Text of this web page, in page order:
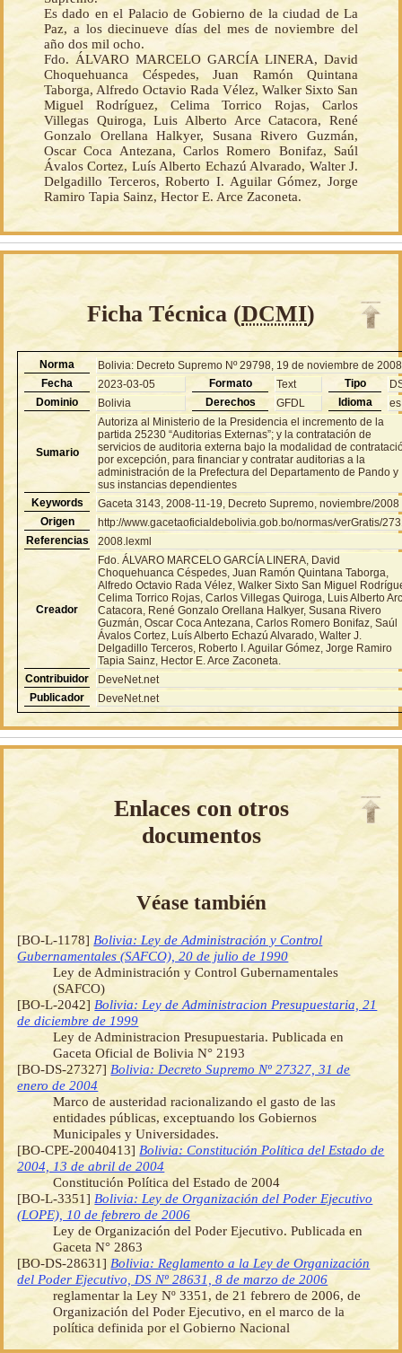
Es dado en el Palacio de Gobierno de la ciudad de La
Paz, a los diecinueve días del mes de noviembre del
año dos mil ocho.
Fdo. ÁLVARO MARCELO GARCÍA LINERA, David
Choquehuanca Céspedes, Juan Ramón Quintana
Taborga, Alfredo Octavio Rada Vélez, Walker Sixto San
Miguel Rodríguez, Celima Torrico Rojas, Carlos
Villegas Quiroga, Luis Alberto Arce Catacora, René
Gonzalo Orellana Halkyer, Susana Rivero Guzmán,
Oscar Coca Antezana, Carlos Romero Bonifaz, Saúl
Ávalos Cortez, Luís Alberto Echazú Alvarado, Walter J.
Delgadillo Terceros, Roberto I. Aguilar Gómez, Jorge
Ramiro Tapia Sainz, Hector E. Arce Zaconeta.
Ficha Técnica (DCMI)
Norma
Bolivia: Decreto Supremo Nº 29798, 19 de noviembre de 2008
Fecha
2023-03-05 Formato Text Tipo
Dominio
Bolivia Derechos GFDL Idioma es
Sumario
Autoriza al Ministerio de la Presidencia el incremento de la
partida 25230 “Auditorias Externas”; y la contratación de
servicios de auditoria externa bajo la modalidad de
por excepción, para financiar y contratar auditorias a la
administración de la Prefectura del Departamento de Pando y
sus instancias dependientes
Keywords
Gaceta 3143, 2008-11-19, Decreto Supremo, noviembre/2008
Origen
http://www.gacetaoficialdebolivia.gob.bo/normas/verGratis/
Referencias
2008.lexml
Creador
Fdo. ÁLVARO MARCELO GARCÍA LINERA, David
Choquehuanca Céspedes, Juan Ramón Quintana Taborga,
Alfredo Octavio Rada Vélez, Walker Sixto San Miguel
Celima Torrico Rojas, Carlos Villegas Quiroga, Luis Alberto
Catacora, René Gonzalo Orellana Halkyer, Susana Rivero
Guzmán, Oscar Coca Antezana, Carlos Romero Bonifaz, Saúl
Ávalos Cortez, Luís Alberto Echazú Alvarado, Walter J.
Delgadillo Terceros, Roberto I. Aguilar Gómez, Jorge Ramiro
Tapia Sainz, Hector E. Arce Zaconeta.
Contribuidor
DeveNet.net
Publicador
DeveNet.net
Enlaces con otros
documentos
Véase también
[BO-L-1178] Bolivia: Ley de Administración y Control
Gubernamentales (SAFCO), 20 de julio de 1990
Ley de Administración y Control Gubernamentales
(SAFCO)
[BO-L-2042] Bolivia: Ley de Administracion Presupuestaria, 21
de diciembre de 1999
Ley de Administracion Presupuestaria. Publicada en
Gaceta Oficial de Bolivia N° 2193
[BO-DS-27327] Bolivia: Decreto Supremo Nº 27327, 31 de
enero de 2004
Marco de austeridad racionalizando el gasto de las
entidades públicas, exceptuando los Gobiernos
Municipales y Universidades.
[BO-CPE-20040413] Bolivia: Constitución Política del Estado de
2004, 13 de abril de 2004
Constitución Política del Estado de 2004
[BO-L-3351] Bolivia: Ley de Organización del Poder Ejecutivo
(LOPE), 10 de febrero de 2006
Ley de Organización del Poder Ejecutivo. Publicada en
Gaceta N° 2863
[BO-DS-28631] Bolivia: Reglamento a la Ley de Organización
del Poder Ejecutivo, DS Nº 28631, 8 de marzo de 2006
reglamentar la Ley Nº 3351, de 21 febrero de 2006, de
Organización del Poder Ejecutivo, en el marco de la
política definida por el Gobierno Nacional